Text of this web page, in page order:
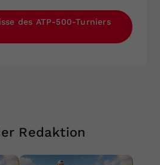
des ATP-500-Turniers
Redaktion